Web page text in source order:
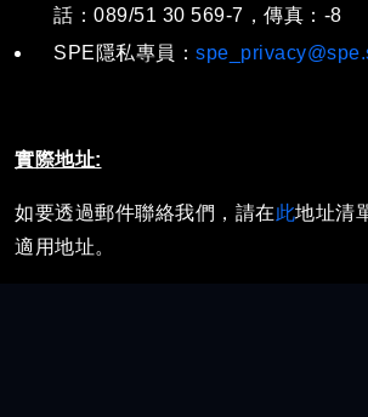
話：089/51 30 569-7，傳真：-8
SPE隱私專員：
實際地址:
如要透過郵件聯絡我們，請在此地址清
適用地址。